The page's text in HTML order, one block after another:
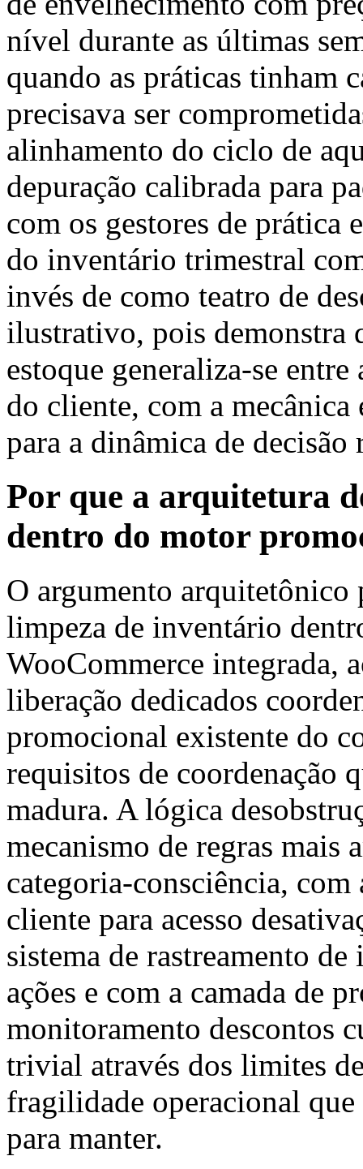
nível durante as últimas
quando as práticas tinham
precisava ser
alinhamento do ciclo de
depuração calibrada para
com os gestores de prática
do inventário trimestral
invés de como teatro de
ilustrativo, pois demonstra
estoque generaliza-se
do cliente, com a
para a dinâmica de
Por que a arquitetura
dentro do motor
O argumento arquitetônico
limpeza de inventário
WooCommerce integrada,
liberação dedicados
promocional existente do
requisitos de coordenação
madura. A lógica
mecanismo de regras mais
categoria-consciência,
cliente para acesso
sistema de rastreamento
ações e com a camada de
monitoramento descontos
trivial através dos limites
fragilidade operacional
para manter.